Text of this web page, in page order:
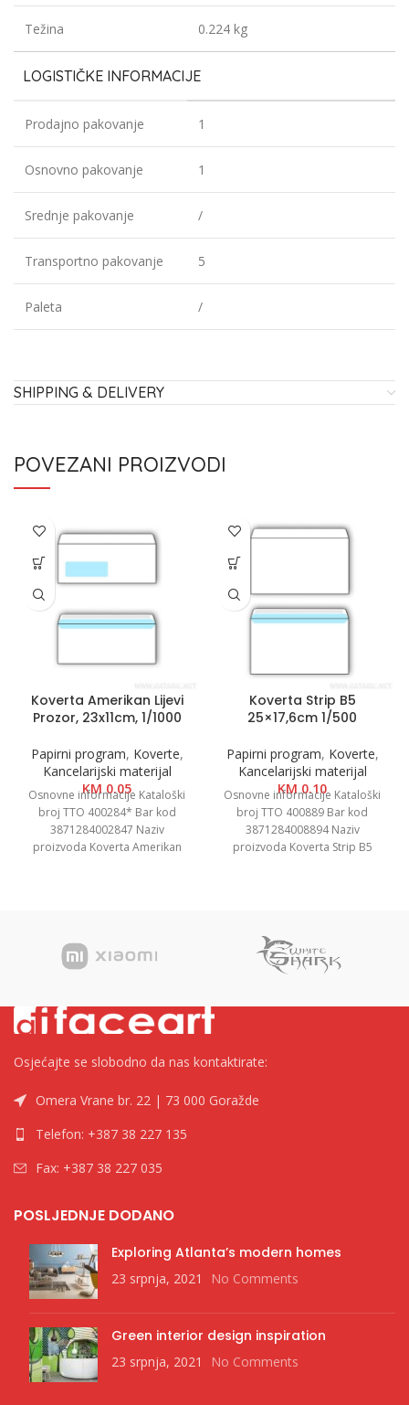
Težina 0.224 kg
LOGISTIČKE INFORMACIJE
Prodajno pakovanje 1
Osnovno pakovanje 1
Srednje pakovanje /
Transportno pakovanje 5
Paleta /
SHIPPING & DELIVERY
POVEZANI PROIZVODI
Koverta Amerikan Lijevi
Prozor, 23x11cm, 1/1000
Papirni program, Koverte,
Kancelarijski materijal
KM0.05
Osnovne informacije Kataloški
broj TTO 400284* Bar kod
3871284002847 Naziv
proizvoda Koverta Amerikan
Koverta Strip B5
25×17,6cm 1/500
Papirni program, Koverte,
Kancelarijski materijal
KM0.10
Osnovne informacije Kataloški
broj TTO 400889 Bar kod
3871284008894 Naziv
proizvoda Koverta Strip B5
Osjećajte se slobodno da nas kontaktirate:
Omera Vrane br. 22 | 73 000 Goražde
Telefon: +387 38 227 135
Fax: +387 38 227 035
POSLJEDNJE DODANO
Exploring Atlanta’s modern homes
23 srpnja, 2021 No Comments
Green interior design inspiration
23 srpnja, 2021 No Comments